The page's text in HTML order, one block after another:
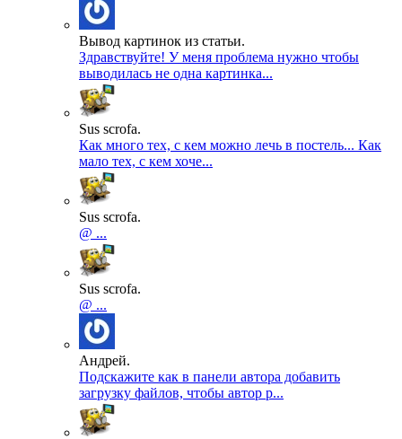
Вывод картинок из статьи.
Здравствуйте! У меня проблема нужно чтобы
выводилась не одна картинка...
Sus scrofa.
Как много тех, с кем можно лечь в постель... Как
мало тех, с кем хоче...
Sus scrofa.
@ ...
Sus scrofa.
@ ...
Андрей.
Подскажите как в панели автора добавить
загрузку файлов, чтобы автор р...